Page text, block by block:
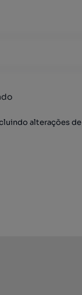
alterações de